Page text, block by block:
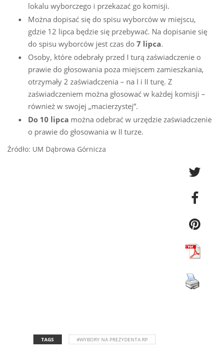
lokalu wyborczego i przekazać go komisji.
Można dopisać się do spisu wyborców w miejscu,
gdzie 12 lipca będzie się przebywać. Na dopisanie się
do spisu wyborców jest czas do 7 lipca.
Osoby, które odebrały przed I turą zaświadczenie o
prawie do głosowania poza miejscem zamieszkania,
otrzymały 2 zaświadczenia – na I i II turę. Z
zaświadczeniem można głosować w każdej komisji –
również w swojej „macierzystej”.
Do 10 lipca można odebrać w urzędzie zaświadczenie
o prawie do głosowania w II turze.
Źródło: UM Dąbrowa Górnicza
TAGS #WYBORY NA PREZYDENTA RP